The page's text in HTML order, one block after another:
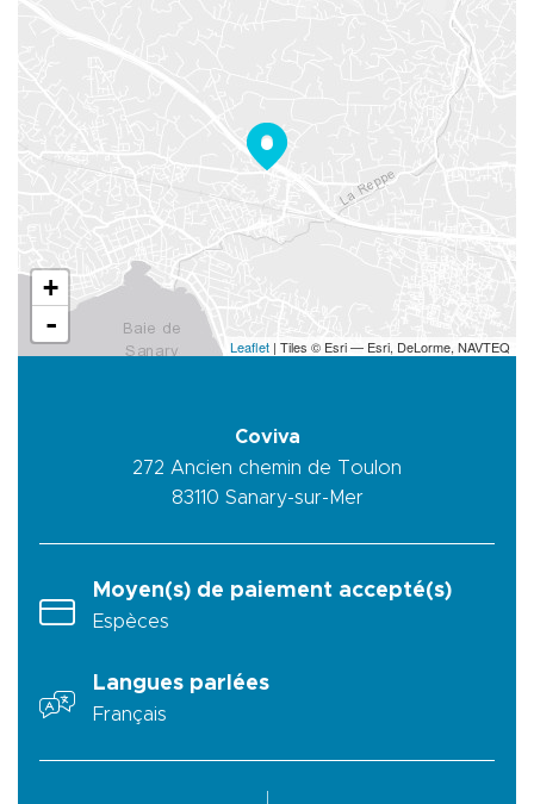
+
-
Leaflet | Tiles © Esri — Esri, DeLorme, NAVTEQ
Coviva
272 Ancien chemin de Toulon
83110 Sanary-sur-Mer
Moyen(s) de paiement accepté(s)
Espèces
Langues parlées
Français